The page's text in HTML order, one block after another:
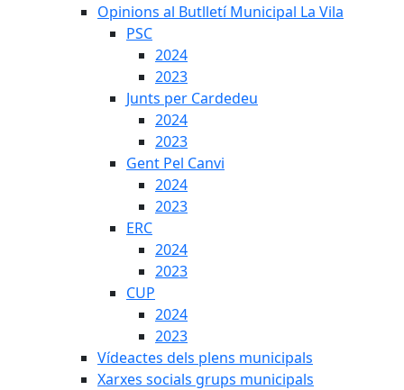
Opinions al Butlletí Municipal La Vila
PSC
2024
2023
Junts per Cardedeu
2024
2023
Gent Pel Canvi
2024
2023
ERC
2024
2023
CUP
2024
2023
Vídeactes dels plens municipals
Xarxes socials grups municipals